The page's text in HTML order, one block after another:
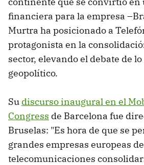
financiera para la empresa
Murtra ha posicionado a
protagonista en la
sector, elevando el debate de
geopolítico.
Su discurso inaugural en el
Congress de Barcelona fue
Bruselas: "Es hora de que se
grandes empresas europeas de
telecomunicaciones